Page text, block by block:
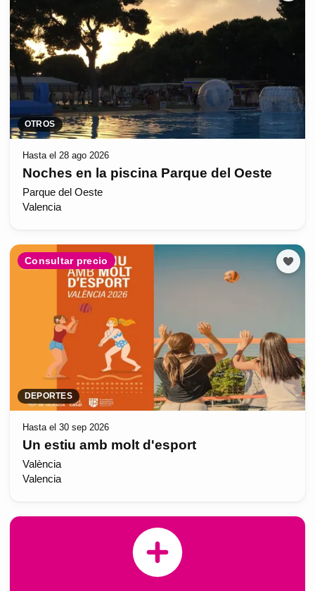
OTROS
Hasta el 28 ago 2026
Noches en la piscina Parque del Oeste
Parque del Oeste
Valencia
Consultar precio
DEPORTES
Hasta el 30 sep 2026
Un estiu amb molt d'esport
València
Valencia